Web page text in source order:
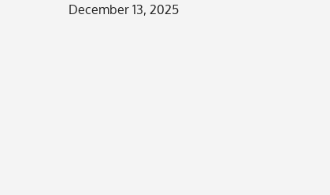
Posted
December 13, 2025